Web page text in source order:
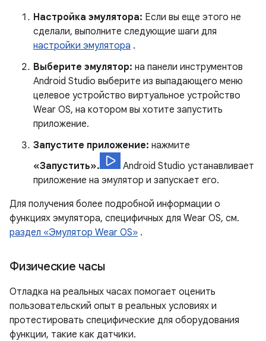
Настройка эмулятора: Если вы еще этого не
сделали, выполните следующие шаги для
настройки эмулятора .
Выберите эмулятор: на панели инструментов
Android Studio выберите из выпадающего меню
целевое устройство виртуальное устройство
Wear OS, на котором вы хотите запустить
приложение.
Запустите приложение: нажмите
«Запустить».
Android Studio устанавливает
приложение на эмулятор и запускает его.
Для получения более подробной информации о
функциях эмулятора, специфичных для Wear OS, см.
раздел «Эмулятор Wear OS» .
Физические часы
Отладка на реальных часах помогает оценить
пользовательский опыт в реальных условиях и
протестировать специфические для оборудования
функции, такие как датчики.